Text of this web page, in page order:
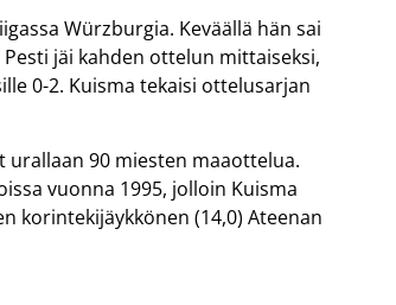
Würzburgia. Keväällä hän sai
jäi kahden ottelun mittaiseksi,
0-2. Kuisma tekaisi ottelusarjan
90 miesten maaottelua.
vuonna 1995, jolloin Kuisma
korintekijäykkönen (14,0) Ateenan